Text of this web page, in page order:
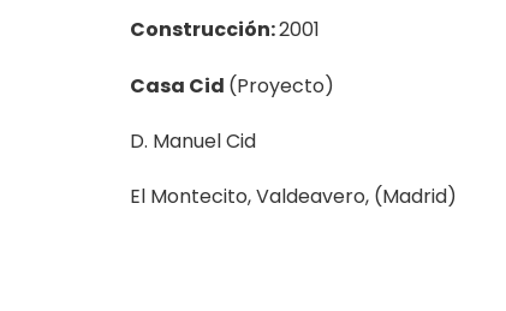
Construcción:2001
Casa Cid (Proyecto)
D. Manuel Cid
El Montecito, Valdeavero, (Madrid)